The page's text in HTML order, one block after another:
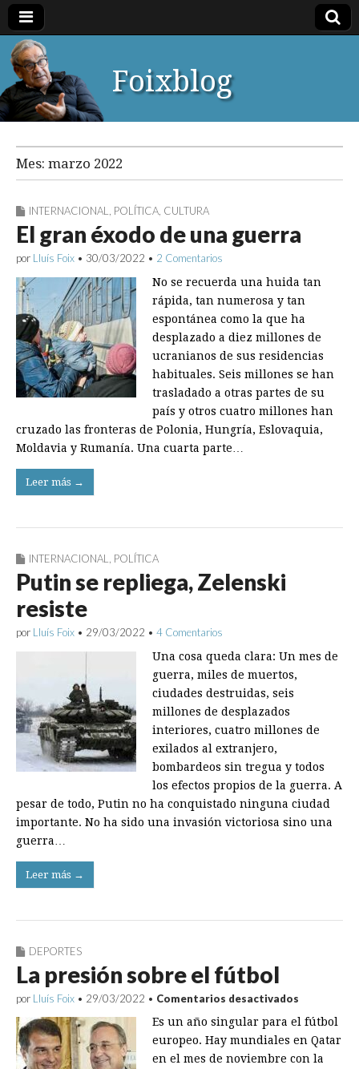
Foixblog
Mes: marzo 2022
INTERNACIONAL POLÍTICA CULTURA
El gran éxodo de una guerra
por Lluís Foix • 30/03/2022 • 2 Comentarios
No se recuerda una huida tan
rápida, tan numerosa y tan
espontánea como la que ha
desplazado a diez millones de
ucranianos de sus residencias
habituales. Seis millones se han
trasladado a otras partes de su
país y otros cuatro millones han
cruzado las fronteras de Polonia, Hungría, Eslovaquia,
Moldavia y Rumanía. Una cuarta parte…
Leer más →
INTERNACIONAL POLÍTICA
Putin se repliega, Zelenski
resiste
por Lluís Foix • 29/03/2022 • 4 Comentarios
Una cosa queda clara: Un mes de
guerra, miles de muertos,
ciudades destruidas, seis
millones de desplazados
interiores, cuatro millones de
exilados al extranjero,
bombardeos sin tregua y todos
los efectos propios de la guerra. A
pesar de todo, Putin no ha conquistado ninguna ciudad
importante. No ha sido una invasión victoriosa sino una
guerra…
Leer más →
DEPORTES
La presión sobre el fútbol
por Lluís Foix • 29/03/2022 • Comentarios desactivados
presión
sobre
el
fútbol
Es un año singular para el fútbol
europeo. Hay mundiales en Qatar
en el mes de noviembre con la